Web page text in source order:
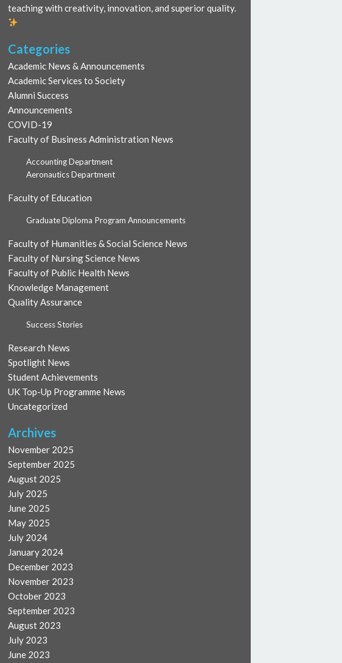
teaching with creativity, innovation, and superior quality.
Categories
Academic News & Announcements
Academic Services to Society
Alumni Success
Announcements
COVID-19
Faculty of Business Administration News
Accounting Department
Aeronautics Department
Faculty of Education
Graduate Diploma Program Announcements
Faculty of Humanities & Social Science News
Faculty of Nursing Science News
Faculty of Public Health News
Knowledge Management
Quality Assurance
Success Stories
Research News
Spotlight News
Student Achievements
UK Top-Up Programme News
Uncategorized
Archives
November 2025
September 2025
August 2025
July 2025
June 2025
May 2025
July 2024
January 2024
December 2023
November 2023
October 2023
September 2023
August 2023
July 2023
June 2023